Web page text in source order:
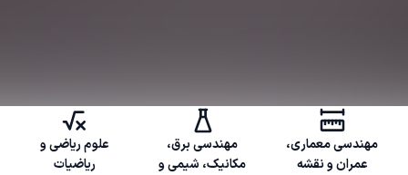
مهندسی معماری،
عمران و نقشه
مهندسی برق،
مکانیک، شیمی و
علوم ریاضی و
ریاضیات